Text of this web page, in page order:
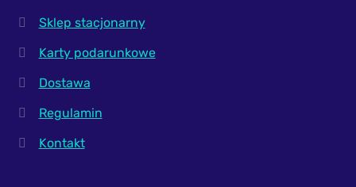
Sklep stacjonarny
Karty podarunkowe
Dostawa
Regulamin
Kontakt